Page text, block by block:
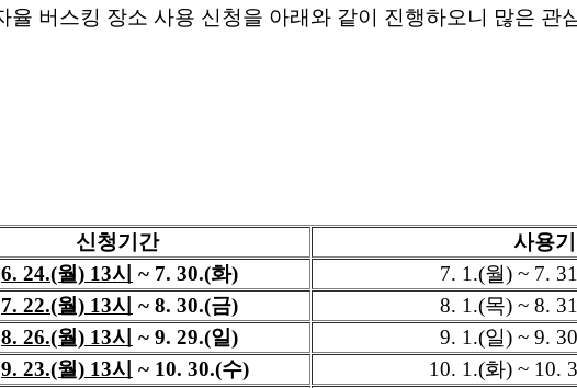
율 버스킹 장소 사용 신청을 아래와 같이 진행하오니 많은 관
(재)광진
신청기간 사용
6. 24.(월) 13시 ~ 7. 30.(화)
7. 1.(월) ~ 7.
7. 22.(월) 13시 ~ 8. 30.(금)
8. 1.(목) ~ 8.
8. 26.(월) 13시 ~ 9. 29.(일)
9. 1.(일) ~ 9.
9. 23.(월) 13시 ~ 10. 30.(수) 10. 1.(화) ~ 10.